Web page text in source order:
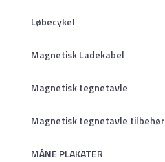
Løbecykel
Magnetisk Ladekabel
Magnetisk tegnetavle
Magnetisk tegnetavle tilbehør
MÅNE PLAKATER